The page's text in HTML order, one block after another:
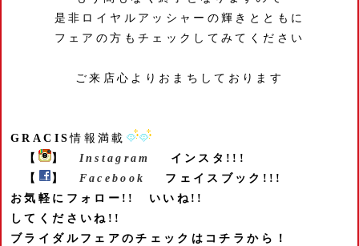
是非ロイヤルアッシャーの輝きとともに
フェアの方もチェックしてみてください
ご来店心よりおまちしております
GRACIS情報満載
【
】 Instagram
インスタ!!!
【
】 Facebook
フェイスブック!!!
お気軽にフォロー!! いいね!!
してくださいね!!
ブライダルフェアのチェックはコチラから！